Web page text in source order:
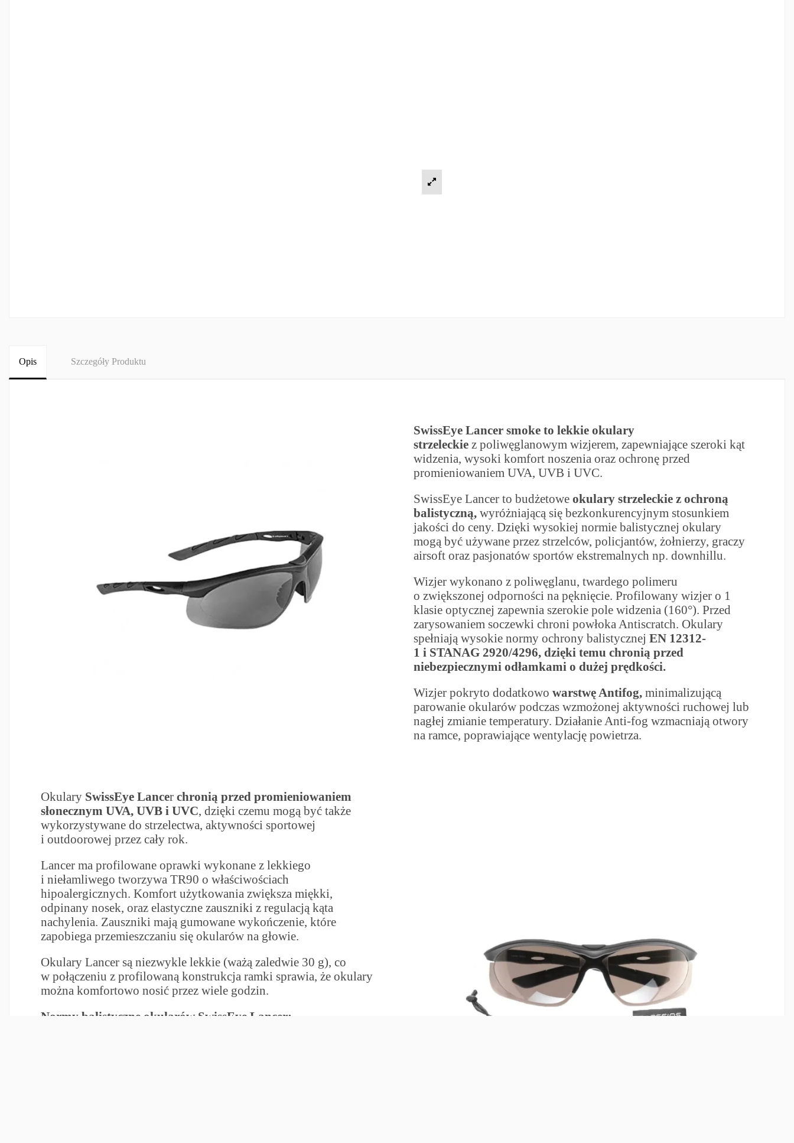
Opis Szczegóły Produktu
SwissEye Lancer smoke to lekkie okulary
strzeleckie z poliwęglanowym wizjerem, zapewniające szeroki kąt
widzenia, wysoki komfort noszenia oraz ochronę przed
promieniowaniem UVA, UVB i UVC.
SwissEye Lancer to budżetowe okulary strzeleckie z ochroną
balistyczną,wyróżniającą się bezkonkurencyjnym stosunkiem
jakości do ceny. Dzięki wysokiej normie balistycznej okulary
mogą być używane przez strzelców, policjantów, żołnierzy, graczy
airsoft oraz pasjonatów sportów ekstremalnych np. downhillu.
Wizjer wykonano z poliwęglanu, twardego polimeru
o zwiększonej odporności na pęknięcie. Profilowany wizjer o 1
klasie optycznej zapewnia szerokie pole widzenia (160°). Przed
zarysowaniem soczewki chroni powłoka Antiscratch. Okulary
spełniają wysokie normy ochrony balistycznej EN 12312-
1 i STANAG 2920/4296, dzięki temu chronią przed
niebezpiecznymi odłamkami o dużej prędkości.
Wizjer pokryto dodatkowo warstwę Antifog,minimalizującą
parowanie okularów podczas wzmożonej aktywności ruchowej lub
nagłej zmianie temperatury. Działanie Anti-fog wzmacniają otwory
na ramce, poprawiające wentylację powietrza.
Okulary SwissEye Lancerchronią przed promieniowaniem
słonecznym UVA, UVB i UVC, dzięki czemu mogą być także
wykorzystywane do strzelectwa, aktywności sportowej
i outdoorowej przez cały rok.
Lancer ma profilowane oprawki wykonane z lekkiego
i niełamliwego tworzywa TR90 o właściwościach
hipoalergicznych. Komfort użytkowania zwiększa miękki,
odpinany nosek, oraz elastyczne zauszniki z regulacją kąta
nachylenia. Zauszniki mają gumowane wykończenie, które
zapobiega przemieszczaniu się okularów na głowie.
Okulary Lancer są niezwykle lekkie (ważą zaledwie 30 g), co
w połączeniu z profilowaną konstrukcja ramki sprawia, że okulary
można komfortowo nosić przez wiele godzin.
Normy balistyczne okularów SwissEye Lancer: